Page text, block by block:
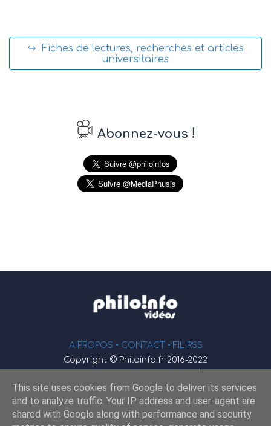
↪ Fiches de lectures, recherches et articles
universitaires
Abonnez-vous !
A PROPOS • CONTACT • FIL RSS
Copyright © Philoinfo.fr 2016-2022
φ
Webmaster : JEND
This site uses cookies from Google to deliver its services
and to analyze traffic. Your IP address and user-agent are
shared with Google along with performance and security